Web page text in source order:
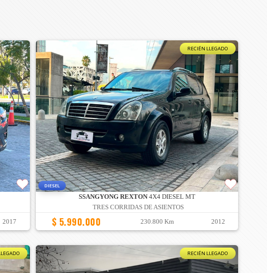
2017
RECIÉN LLEGADO
DIESEL
SSANGYONG REXTON4X4 DIESEL MT
TRES CORRIDAS DE ASIENTOS
$ 5.990.000 230.800 Km 2012
RECIÉN LLEGADO